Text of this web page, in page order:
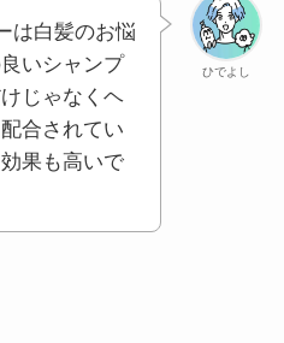
ひでよし
は白髪のお悩
いシャンプ
じゃなくヘ
合されてい
果も高いで